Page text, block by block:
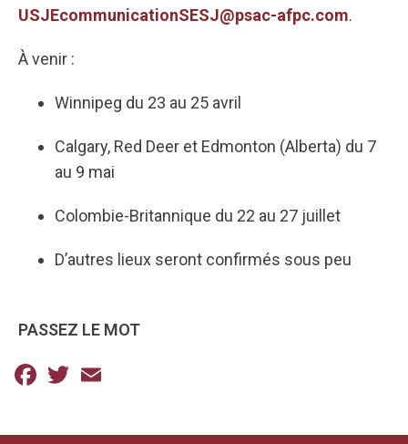
USJEcommunicationSESJ@psac-afpc.com.
À venir :
Winnipeg du 23 au 25 avril
Calgary, Red Deer et Edmonton (Alberta) du 7
au 9 mai
Colombie-Britannique du 22 au 27 juillet
D’autres lieux seront confirmés sous peu
PASSEZ LE MOT
Facebook
Twitter